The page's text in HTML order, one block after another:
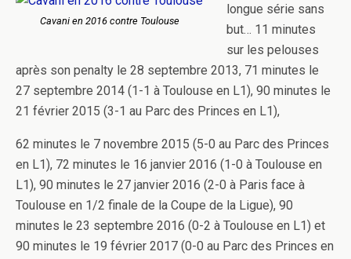
Cavani en 2016 contre Toulouse
longue série sans
but… 11 minutes
sur les pelouses
après son penalty le 28 septembre 2013, 71 minutes le
27 septembre 2014 (1-1 à Toulouse en L1), 90 minutes le
21 février 2015 (3-1 au Parc des Princes en L1),
62 minutes le 7 novembre 2015 (5-0 au Parc des Princes
en L1), 72 minutes le 16 janvier 2016 (1-0 à Toulouse en
L1), 90 minutes le 27 janvier 2016 (2-0 à Paris face à
Toulouse en 1/2 finale de la Coupe de la Ligue), 90
minutes le 23 septembre 2016 (0-2 à Toulouse en L1) et
90 minutes le 19 février 2017 (0-0 au Parc des Princes en